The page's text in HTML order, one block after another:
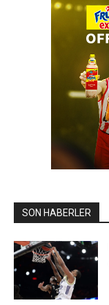
SON HABERLER